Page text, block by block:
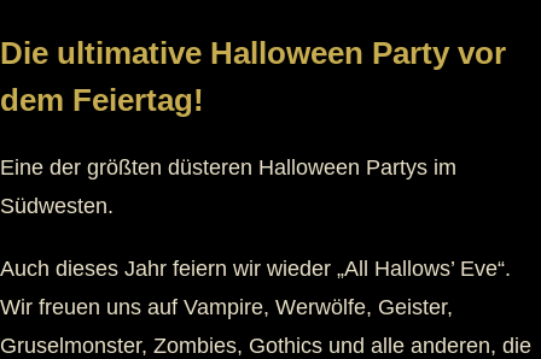
Die ultimative Halloween Party vor
dem Feiertag!
Eine der größten düsteren Halloween Partys im
Südwesten.
Auch dieses Jahr feiern wir wieder „All Hallows’ Eve“.
Wir freuen uns auf Vampire, Werwölfe, Geister,
Gruselmonster, Zombies, Gothics und alle anderen, die